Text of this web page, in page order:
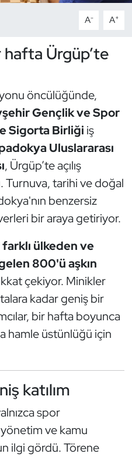
A- A+
Ürgüp’te
öncülüğünde,
Gençlik ve Spor
Sigorta Birliği iş
Uluslararası
, Ürgüp’te açılış
Turnuva, tarihi ve doğal
benzersiz
bir araya getiriyor.
farklı ülkeden ve
800'ü aşkın
çekiyor. Minikler
kadar geniş bir
bir hafta boyunca
hamle üstünlüğü için
katılım
spor
ve kamu
ilgi gördü. Törene